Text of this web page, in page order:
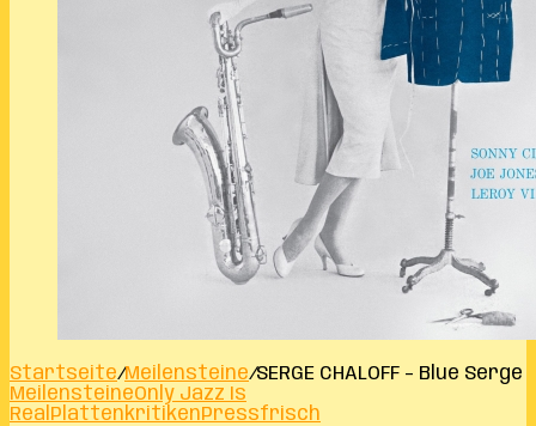
Startseite/Meilensteine/SERGE CHALOFF – Blue Serge
MeilensteineOnly Jazz Is
Real PlattenkritikenPressfrisch